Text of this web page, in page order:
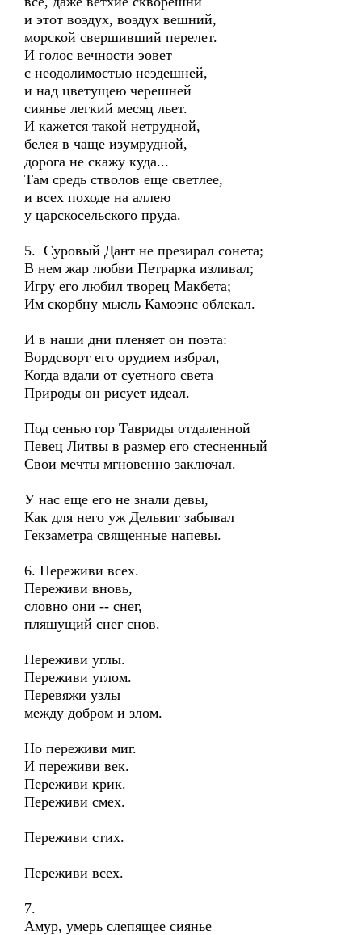
и этот воэдух, воэдух вешний,
морской свершивший перелет.
И голос вечности эовет
с неодолимостью неэдешней,
и над цветущею черешней
сиянье легкий месяц льет.
И кажется такой нетрудной,
белея в чаще изумрудной,
дорога не скажу куда...
Там средь стволов еще светлее,
и всех походе на аллею
у царскосельского пруда.
5. Суровый Дант не презирал сонета;
В нем жар любви Петрарка изливал;
Игру его любил творец Макбета;
Им скорбну мысль Камоэнс облекал.
И в наши дни пленяет он поэта:
Вордсворт его орудием избрал,
Когда вдали от суетного света
Природы он рисует идеал.
Под сенью гор Тавриды отдаленной
Певец Литвы в размер его стесненный
Свои мечты мгновенно заключал.
У нас еще его не знали девы,
Как для него уж Дельвиг забывал
Гекзаметра священные напевы.
6. Переживи всех.
Переживи вновь,
словно они -- снег,
пляшущий снег снов.
Переживи углы.
Переживи углом.
Перевяжи узлы
между добром и злом.
Но переживи миг.
И переживи век.
Переживи крик.
Переживи смех.
Переживи стих.
Переживи всех.
7.
Амур, умерь слепящее сиянье